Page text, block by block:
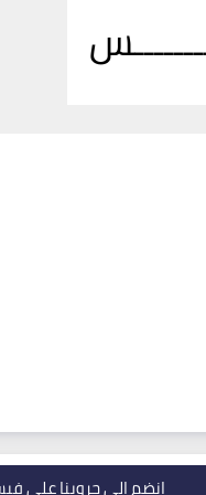
انضم إلى جروبنا على